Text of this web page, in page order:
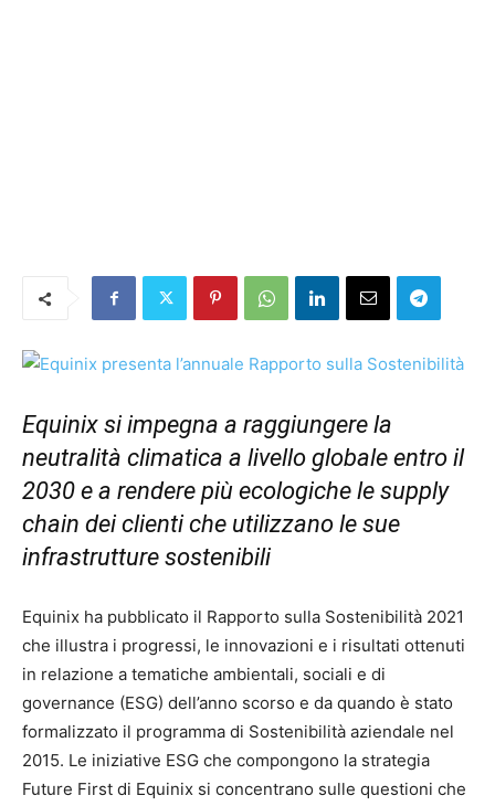
Equinix si impegna a raggiungere la
neutralità climatica a livello globale entro il
2030 e a rendere più ecologiche le supply
chain dei clienti che utilizzano le sue
infrastrutture sostenibili
Equinix ha pubblicato il Rapporto sulla Sostenibilità 2021
che illustra i progressi, le innovazioni e i risultati ottenuti
in relazione a tematiche ambientali, sociali e di
governance (ESG) dell’anno scorso e da quando è stato
formalizzato il programma di Sostenibilità aziendale nel
2015. Le iniziative ESG che compongono la strategia
Future First di Equinix si concentrano sulle questioni che